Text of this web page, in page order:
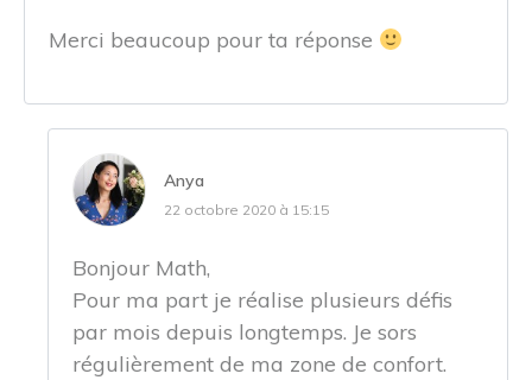
Merci beaucoup pour ta réponse
Anya
22 octobre 2020 à 15:15
Bonjour Math,
Pour ma part je réalise plusieurs défis
par mois depuis longtemps. Je sors
régulièrement de ma zone de confort.